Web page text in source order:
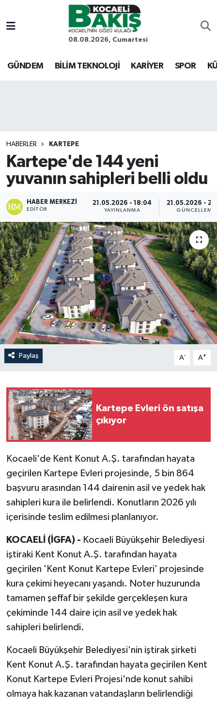
08.08.2026, Cumartesi
GÜNDEM BİLİM TEKNOLOJİ KARİYER SPOR
HABERLER KARTEPE
Kartepe'de 144 yeni
yuvanın sahipleri belli oldu
HABER MERKEZI
EDITÖR
21.05.2026 - 18:04
YAYINLANMA
21.05.2026 -
GÜNCELLEME
Paylaş A- A+
Kartepe Evleri ön satışa
çıkıyor
Kocaeli'de Kent Konut A.Ş. tarafından hayata
geçirilen Kartepe Evleri projesinde, 5 bin 864
başvuru arasından 144 dairenin asil ve yedek hak
sahipleri kura ile belirlendi. Konutların 2026 yılı
içerisinde teslim edilmesi planlanıyor.
KOCAELİ (İGFA) - Kocaeli Büyükşehir Belediyesi
iştiraki Kent Konut A.Ş. tarafından hayata
geçirilen 'Kent Konut Kartepe Evleri' projesinde
kura çekimi heyecanı yaşandı. Noter huzurunda
tamamen şeffaf bir şekilde gerçekleşen kura
çekiminde 144 daire için asil ve yedek hak
sahipleri belirlendi.
Kocaeli Büyükşehir Belediyesi'nin iştirak şirketi
Kent Konut A.Ş. tarafından hayata geçirilen Kent
Konut Kartepe Evleri Projesi'nde konut sahibi
olmaya hak kazanan vatandaşların belirlendiği
Kocaeli Nöbetçi Eczaneler
Kocaeli Hava Durumu
Son Dakika Haberleri
Haber Arşivi